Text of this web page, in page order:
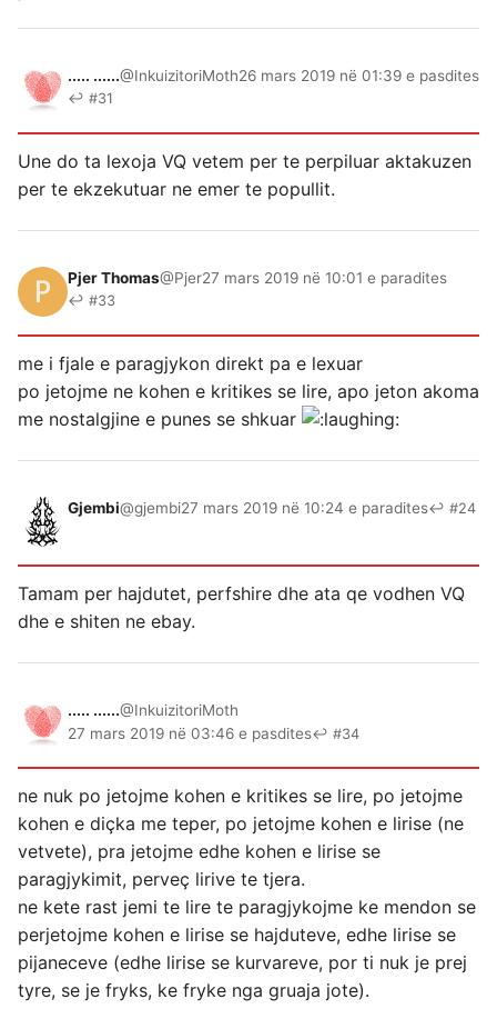
..... ......@InkuizitoriMoth26 mars 2019 në 01:39 e pasdites
↩ #31
Une do ta lexoja VQ vetem per te perpiluar aktakuzen
per te ekzekutuar ne emer te popullit.
Pjer Thomas@Pjer27 mars 2019 në 10:01 e paradites
↩ #33
me i fjale e paragjykon direkt pa e lexuar
po jetojme ne kohen e kritikes se lire, apo jeton akoma
me nostalgjine e punes se shkuar
Gjembi@gjembi27 mars 2019 në 10:24 e paradites↩ #24
Tamam per hajdutet, perfshire dhe ata qe vodhen VQ
dhe e shiten ne ebay.
..... ......@InkuizitoriMoth
27 mars 2019 në 03:46 e pasdites↩ #34
ne nuk po jetojme kohen e kritikes se lire, po jetojme
kohen e diçka me teper, po jetojme kohen e lirise (ne
vetvete), pra jetojme edhe kohen e lirise se
paragjykimit, perveç lirive te tjera.
ne kete rast jemi te lire te paragjykojme ke mendon se
perjetojme kohen e lirise se hajduteve, edhe lirise se
pijaneceve (edhe lirise se kurvareve, por ti nuk je prej
tyre, se je fryks, ke fryke nga gruaja jote).